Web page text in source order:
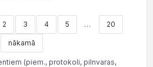
2 3 4 5 … 20
nākamā
(piem., protokoli, pilnvaras,